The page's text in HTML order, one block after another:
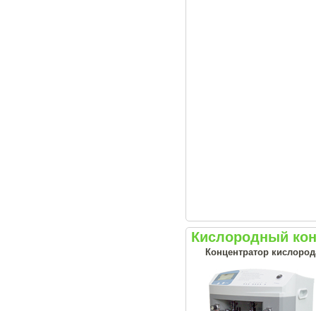
Кислородный
Концентратор